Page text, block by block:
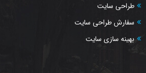
طراحی سایت
سفارش طراحی سایت
بهینه سازی سایت